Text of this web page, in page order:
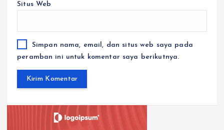
Situs Web
Simpan nama, email, dan situs web saya pada
peramban ini untuk komentar saya berikutnya.